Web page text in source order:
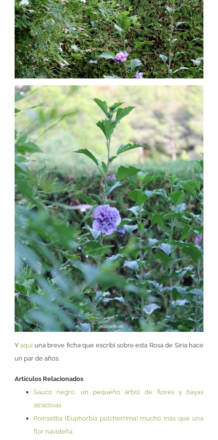
Yaquí una breve ficha que escribí sobre esta Rosa de Siria hace
un par de años.
Artículos Relacionados
Sauco negro, un pequeño árbol de flores y bayas
atractivas
Poinsettia (Euphorbia pulcherrima) mucho más que una
flor navideña